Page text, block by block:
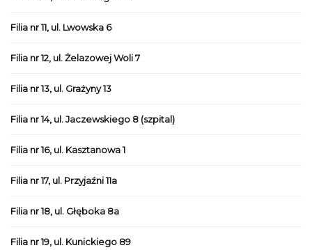
Filia nr 11, ul. Lwowska 6
Filia nr 12, ul. Żelazowej Woli 7
Filia nr 13, ul. Grażyny 13
Filia nr 14, ul. Jaczewskiego 8 (szpital)
Filia nr 16, ul. Kasztanowa 1
Filia nr 17, ul. Przyjaźni 11a
Filia nr 18, ul. Głęboka 8a
Filia nr 19, ul. Kunickiego 89